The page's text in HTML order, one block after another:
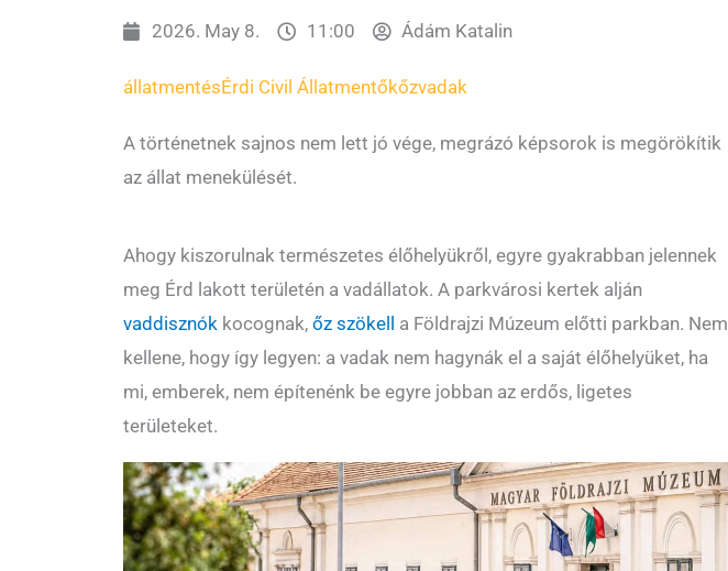
2026. May 8. 11:00 Ádám Katalin
állatmentésÉrdi Civil Állatmentőkőzvadak
A történetnek sajnos nem lett jó vége, megrázó képsorok is megörökítik
az állat menekülését.
Ahogy kiszorulnak természetes élőhelyükről, egyre gyakrabban jelennek
meg Érd lakott területén a vadállatok. A parkvárosi kertek alján
vaddisznók kocognak, őz szökell a Földrajzi Múzeum előtti parkban. Nem
kellene, hogy így legyen: a vadak nem hagynák el a saját élőhelyüket, ha
mi, emberek, nem építenénk be egyre jobban az erdős, ligetes
területeket.